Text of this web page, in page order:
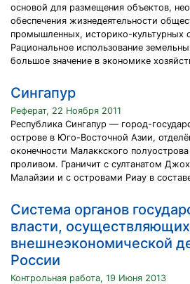
основой для размещения объектов,
обеспечения жизнедеятельности
промышленных, историко-культурных
Рациональное использование
большое значение в экономике
Сингапур
Реферат, 22 Ноября 2011
Республика Сингапур — город-
острове в Юго-Восточной Азии,
оконечности Малаккского
проливом. Граничит с султанатом
Малайзии и с островами Риау в
Система органов
власти,
внешнеэкономической
России
Контрольная работа, 19 Июня 2013